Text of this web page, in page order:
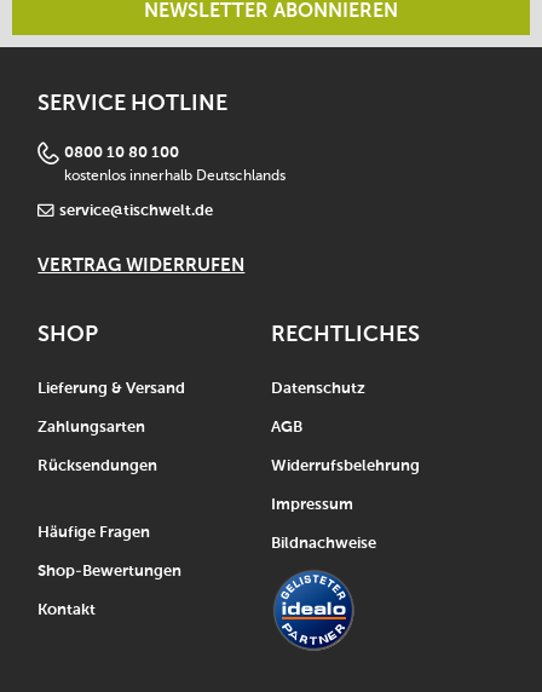
NEWSLETTER ABONNIEREN
SERVICE HOTLINE
0800 10 80 100
kostenlos innerhalb Deutschlands
service@tischwelt.de
VERTRAG WIDERRUFEN
SHOP
Lieferung & Versand
Zahlungsarten
Rücksendungen
Häufige Fragen
Shop-Bewertungen
Kontakt
RECHTLICHES
Datenschutz
AGB
Widerrufsbelehrung
Impressum
Bildnachweise